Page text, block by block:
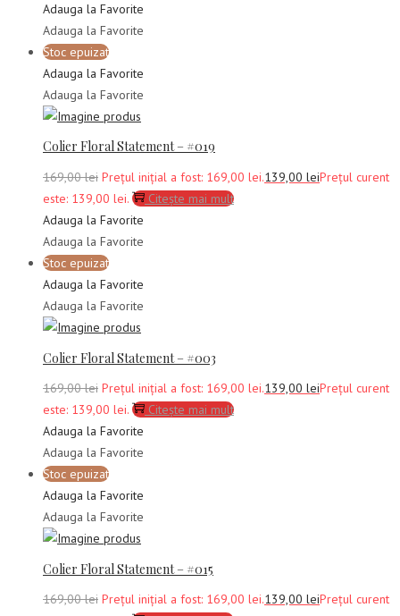
Adauga la Favorite
Adauga la Favorite
Stoc epuizat
Adauga la Favorite
Adauga la Favorite
Colier Floral Statement – #019
169,00lei Prețul inițial a fost: 169,00 lei.139,00 leiPrețul curent
este: 139,00 lei.
Citește mai mult
Adauga la Favorite
Adauga la Favorite
Stoc epuizat
Adauga la Favorite
Adauga la Favorite
Colier Floral Statement – #003
169,00lei Prețul inițial a fost: 169,00 lei.139,00 leiPrețul curent
este: 139,00 lei.
Citește mai mult
Adauga la Favorite
Adauga la Favorite
Stoc epuizat
Adauga la Favorite
Adauga la Favorite
Colier Floral Statement – #015
169,00lei Prețul inițial a fost: 169,00 lei.139,00 leiPrețul curent